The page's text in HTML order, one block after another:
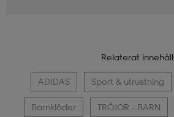
Relaterat innehåll
ADIDAS Sport & utrustning
Barnkläder TRÖJOR - BARN